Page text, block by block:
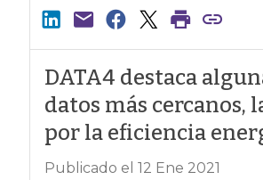
DATA4 destaca
datos más cercanos,
por la eficiencia
Publicado el 12 Ene 2021